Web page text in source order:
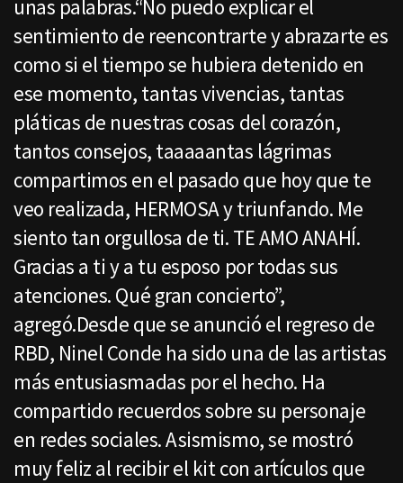
unas palabras.“No puedo explicar el
sentimiento de reencontrarte y abrazarte es
como si el tiempo se hubiera detenido en
ese momento, tantas vivencias, tantas
pláticas de nuestras cosas del corazón,
tantos consejos, taaaaantas lágrimas
compartimos en el pasado que hoy que te
veo realizada, HERMOSA y triunfando. Me
siento tan orgullosa de ti. TE AMO ANAHÍ.
Gracias a ti y a tu esposo por todas sus
atenciones. Qué gran concierto”,
agregó.Desde que se anunció el regreso de
RBD, Ninel Conde ha sido una de las artistas
más entusiasmadas por el hecho. Ha
compartido recuerdos sobre su personaje
en redes sociales. Asismismo, se mostró
muy feliz al recibir el kit con artículos que